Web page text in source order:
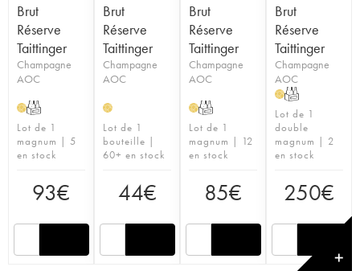
Brut
Réserve
Taittinger
Champagne
AOC
HT
Lot de 1
magnum | 5
en stock
93€
Brut
Réserve
Taittinger
Champagne
AOC
H
Lot de 1
bouteille |
60+ en stock
44€
Brut
Réserve
Taittinger
Champagne
AOC
HT
Lot de 1
magnum | 12
en stock
85€
Brut
Réserve
Taittinger
Champagne
AOC
HT
Lot de 1
double
magnum | 2
en stock
250€
✕